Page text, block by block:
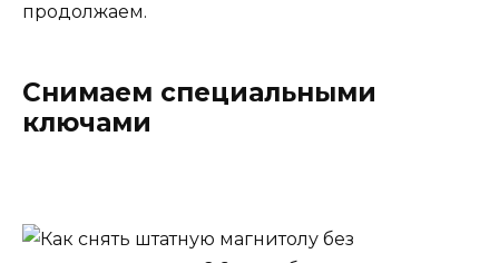
продолжаем.
Снимаем специальными
ключами